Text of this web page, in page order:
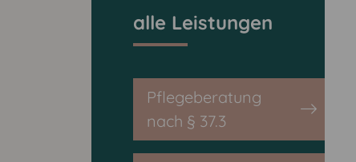
alle Leistungen
Pflegeberatung
nach § 37.3